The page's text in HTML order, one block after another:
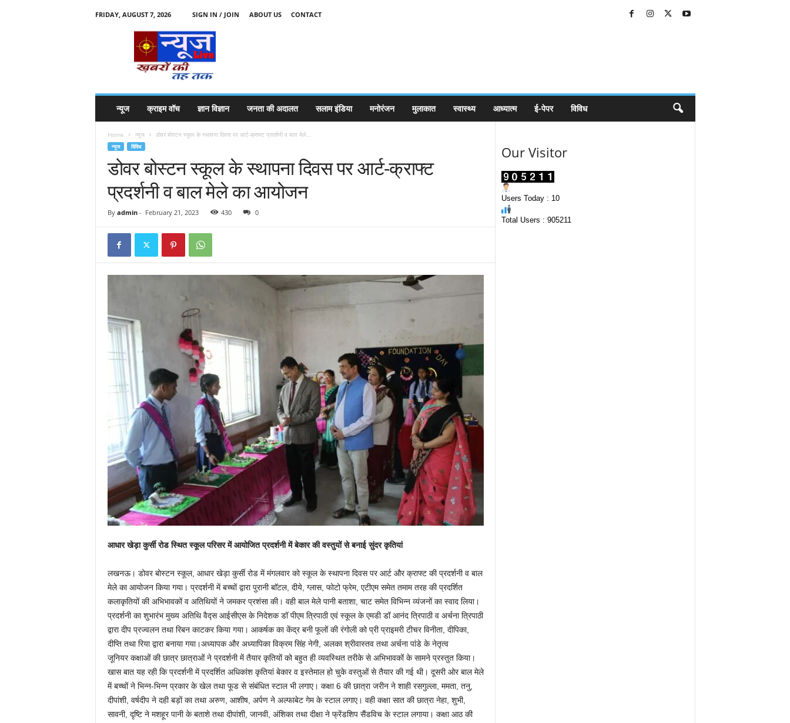
FRIDAY, AUGUST 7, 2026 SIGN IN / JOIN ABOUT US
CONTACT
न्यूज क्राइम वॉच ज्ञान विज्ञान जनता की अदालत सलाम इंडिया मनोरंजन मुलाकात स्वास्थ्य आध्यात्म ई-पेपर विविध
Home न्यूज डोवर बोस्टन स्कूल के स्थापना दिवस पर आर्ट-क्राफ्ट प्रदर्शनी व बाल मेले...
न्यूज विविध
डोवर बोस्टन स्कूल के स्थापना दिवस पर आर्ट-क्राफ्ट
प्रदर्शनी व बाल मेले का आयोजन
By admin- February 21, 2023 430 0
आधार खेड़ा कुर्सी रोड स्थित स्कूल परिसर में आयोजित प्रदर्शनी में बेकार की वस्तुयों से बनाई सुंदर कृतियां
लखनऊ। डोवर बोस्टन स्कूल, आधार खेड़ा कुर्सी रोड में मंगलवार को स्कूल के स्थापना दिवस पर आर्ट और क्राफ्ट की प्रदर्शनी व बाल
मेले का आयोजन किया गया। प्रदर्शनी में बच्चों द्वारा पुरानी बाॅटल, दीये, ग्लास, फोटो फ्रेम, एटीएम समेत तमाम तरह की प्रदर्शित
कलाकृतियों की अभिभावकों व अतिथियों ने जमकर प्रशंसा की। वही बाल मेले पानी बताशा, चाट समेत विभिन्न व्यंजनों का स्वाद लिया।
प्रदर्शनी का शुभारंभ मुख्य अतिथि वैद्स आईसीएस के निदेशक डॉ पीएम त्रिपाठी एवं स्कूल के एमडी डॉ आनंद त्रिपाठी व अर्चना त्रिपाठी
द्वारा दीप प्रज्वलन तथा रिबन काटकर किया गया। आकर्षक का केंद्र बनी फूलों की रंगोली को प्री प्राइमरी टीचर विनीता, दीपिका,
दीप्ति तथा रिया द्वारा बनाया गया।अध्यापक और अध्यापिका विक्रम सिंह नेगी, अलका श्रीवास्तव तथा अर्चना पांडे के नेतृत्व
जूनियर कक्षाओं की छात्र छात्राओं ने प्रदर्शनी में तैयार कृतियों को बहुत ही व्यवस्थित तरीके से अभिभावकों के सामने प्रस्तुत किया।
खास बात यह रही कि प्रदर्शनी में प्रदर्शित अधिकांश कृतियां बेकार व इस्तेमाल हो चुके वस्तुओं से तैयार की गई थी। दूसरी ओर बाल मेले
में बच्चों ने भिन्न-भिन्न प्रकार के खेल तथा फूड से संबंधित स्टाल भी लगाए। कक्षा 6 की छात्रा जरीन ने शाही रसगुल्ला, ममता, तनु,
दीपांशी, वर्षदीप ने दही बड़ों का तथा अरुण, आशीष, अर्पण ने अल्फाबेट गेम के स्टाल लगाए। वही कक्षा सात की छात्रा नेहा, शुभी,
सावनी, दृष्टि ने मशहूर पानी के बताशे तथा दीपांशी, जानवी, अंशिका तथा दीक्षा ने फ्रेंडशिप सैंडविच के स्टाल लगाया। कक्षा आठ की
Our Visitor
Users Today : 10
Total Users : 905211